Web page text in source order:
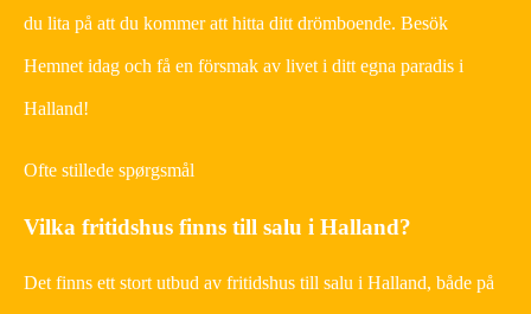
du lita på att du kommer att hitta ditt drömboende. Besök
Hemnet idag och få en försmak av livet i ditt egna paradis i
Halland!
Ofte stillede spørgsmål
Vilka fritidshus finns till salu i Halland?
Det finns ett stort utbud av fritidshus till salu i Halland, både på